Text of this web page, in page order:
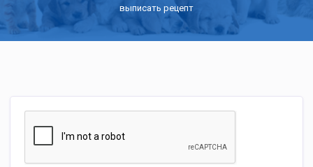
выписать рецепт